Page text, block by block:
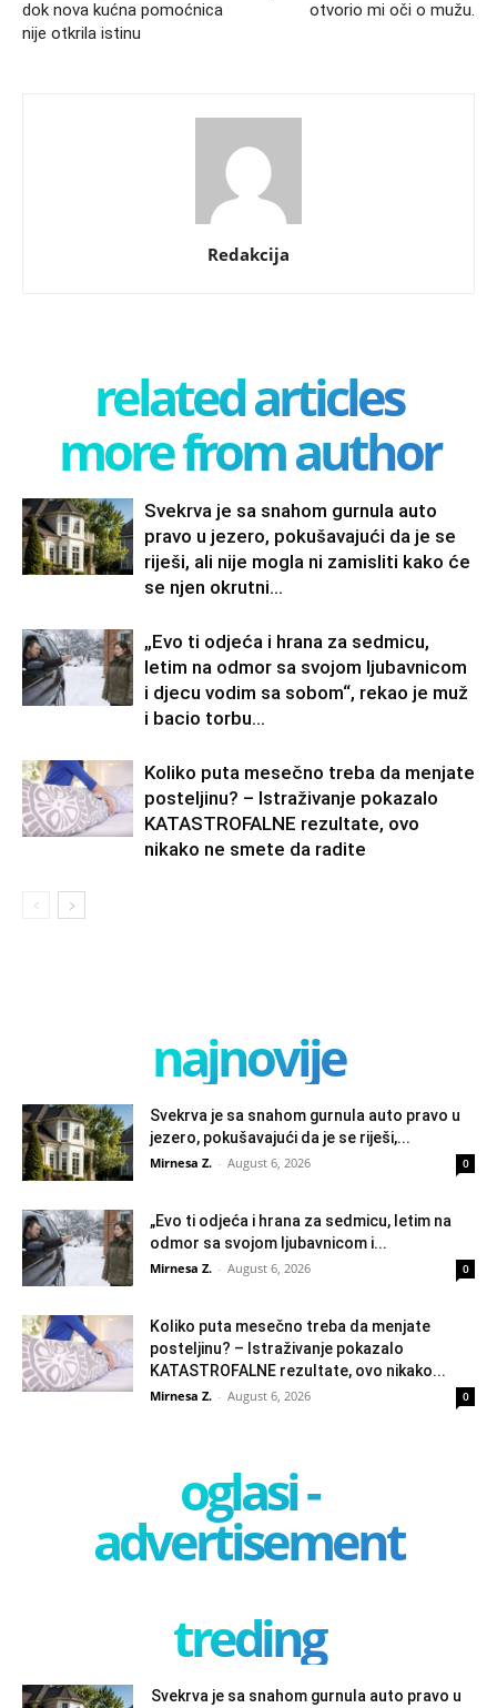
dok nova kućna pomoćnica
nije otkrila istinu
otvorio mi oči o mužu.
Redakcija
related articles
more from author
Svekrva je sa snahom gurnula auto
pravo u jezero, pokušavajući da je se
riješi, ali nije mogla ni zamisliti kako će
se njen okrutni...
„Evo ti odjeća i hrana za sedmicu,
letim na odmor sa svojom ljubavnicom
i djecu vodim sa sobom“, rekao je muž
i bacio torbu...
Koliko puta mesečno treba da menjate
posteljinu? – Istraživanje pokazalo
KATASTROFALNE rezultate, ovo
nikako ne smete da radite
najnovije
Svekrva je sa snahom gurnula auto pravo u
jezero, pokušavajući da je se riješi,...
Mirnesa Z. - August 6, 2026 0
„Evo ti odjeća i hrana za sedmicu, letim na
odmor sa svojom ljubavnicom i...
Mirnesa Z. - August 6, 2026 0
Koliko puta mesečno treba da menjate
posteljinu? – Istraživanje pokazalo
KATASTROFALNE rezultate, ovo nikako...
Mirnesa Z. - August 6, 2026 0
oglasi -
advertisement
treding
Svekrva je sa snahom gurnula auto pravo u